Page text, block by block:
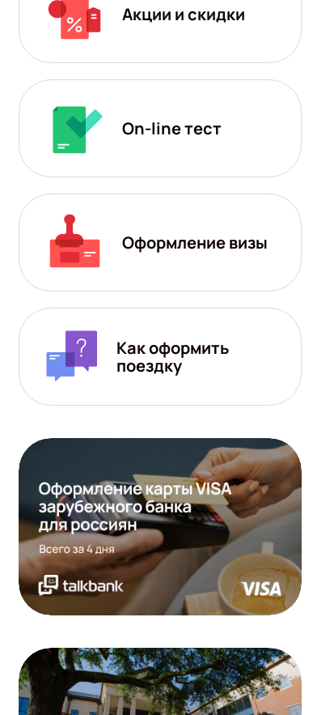
Акции и скидки
On-line тест
Оформление визы
Как оформить
поездку